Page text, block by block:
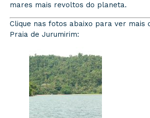
mares mais revoltos do planeta.
Clique nas fotos abaixo para ver mais
Praia de Jurumirim: